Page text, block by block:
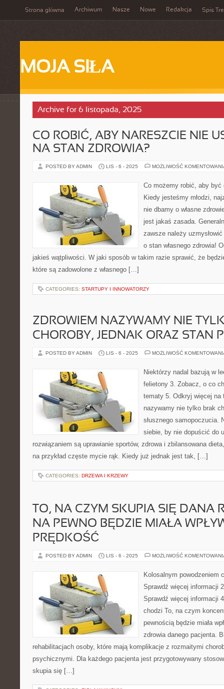
Strona główna Archiwum Nasze Nowe Redakcja Spis
MOJA SIŁA
Archive for 6 listopada, 2025
CO ROBIĆ, ABY NARESZCIE NIE
NA STAN ZDROWIA?
POSTED BY ADMIN LIS - 6 - 2025 MOŻLIWOŚĆ
Co możemy robić, aby
Kiedy jesteśmy młodzi,
nie dbamy o własne
jest jakaś zasada.
zawsze należy
o stan własnego zdrowia!
jakieś wątpliwości. W jaki sposób w takim razie sprawić, że
które są zadowolone z własnego […]
CATEGORIES: STARTUPY I INNOWATORZY
ZDROWIEM NAZYWAMY NIE
CHOROBY, JEDNAK ORAZ STAN
POSTED BY ADMIN LIS - 6 - 2025 MOŻLIWOŚĆ
Niektórzy nadal bazują w
felietony 3. Zobacz, o co
tematy 5. Odkryj więcej na
nazywamy nie tylko brak
słusznego samopoczucia.
siebie, by nie dopuścić do
rozwiązaniem są uprawianie sportów, zdrowa i zbilansowana
na przykład częste mycie rąk. Kiedy już jednak jest tak, […]
CATEGORIES: DRZEWA I KRZEWY
TO, NA CZYM SKUPIA SIĘ DANA
NA PEWNO BĘDZIE MIAŁA
PRĘDKOŚĆ
POSTED BY ADMIN LIS - 6 - 2025 MOŻLIWOŚĆ
Kolosalnym powodzeniem
Sprawdź więcej informacji
Sprawdź więcej informacji
chodzi To, na czym
pewnością będzie miała
zdrowia danego pacjenta.
rehabilitacjach osoby, które mają komplikacje z rozmaitymi
psychicznymi. Dla każdego pacjenta jest przygotowywany
skupia się […]